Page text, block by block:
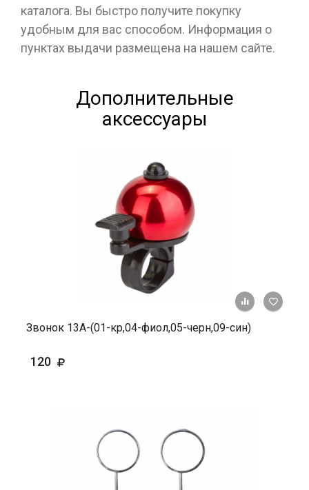
каталога. Вы быстро получите покупку
удобным для вас способом. Информация о
пунктах выдачи размещена на нашем сайте.
Дополнительные
аксессуары
+ К
Звонок 13А-(01-кр,04-фиол,05-черн,09-син)
120